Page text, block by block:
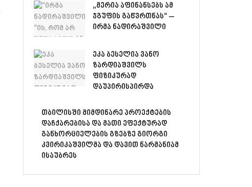
„მერია აფინანსებს ამ
ჯგუფის გაწვრთნას“ –
ირმა ნადირაშვილი
ეკა ბესელია ვანო
ზარდიაშვილს
ფიზიკურად
დაუპირისპირდა
თბილისში მიმდინარე პროექტების
დაჩქარებისა და მათი ეფექტურად
განხორციელების გზებზე გიორგი
კვირიკაშვილმა და დავით ნარმანიამ
ისაუბრეს